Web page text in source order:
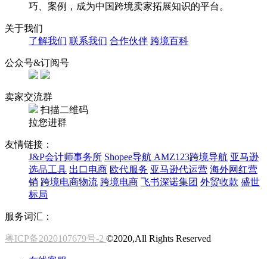
巧、案例，成为中国跨境卖家拓展知识的平台。
关于我们
了解我们 联系我们 合作伙伴 跨境百科
公众号&订阅号
卖家交流群
扫描二维码
拉您进群
友情链接：
J&P会计师事务所 Shopee导航 AMZ123跨境导航 亚马逊
选品工具 出口电商 欧代服务 亚马逊代运营 海外网红营
销 跨境电商物流 跨境电商 飞书深诺集团 外贸收款 盛世
标局
服务词汇：
粤ICP备2020107679号-2 ©2020,All Rights Reserved